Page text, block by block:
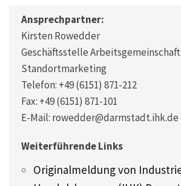
Ansprechpartner:
Kirsten Rowedder
Geschäftsstelle Arbeitsgemeinschaft
Standortmarketing
Telefon: +49 (6151) 871-212
Fax: +49 (6151) 871-101
E-Mail: rowedder@darmstadt.ihk.de
Weiterführende Links
Originalmeldung von